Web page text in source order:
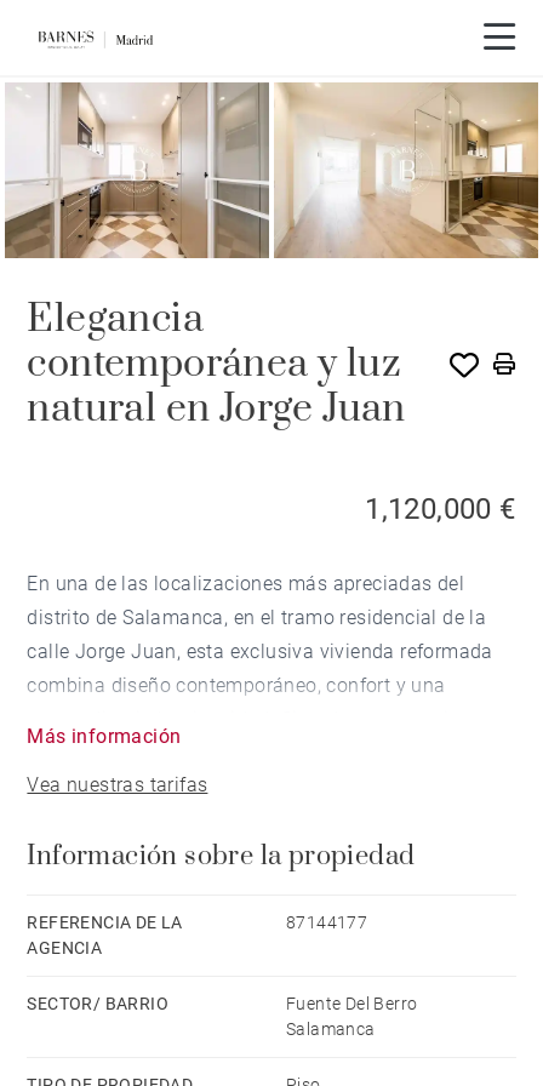
Recorrido en vídeo
Elegancia
contemporánea y luz
natural en Jorge Juan
1,120,000 €
En una de las localizaciones más apreciadas del
distrito de Salamanca, en el tramo residencial de la
calle Jorge Juan, esta exclusiva vivienda reformada
combina diseño contemporáneo, confort y una
despejadas y de una excelente entrada de luz natural
propiedad ha sido concebida para ofrecer espacios
amplios, funcionales y elegantes. La zona de día se
articula en torno a un generoso salón-comedor
presidido por grandes ventanales, conectado con una
Más información
Vea nuestras tarifas
Información sobre la propiedad
REFERENCIA DE LA
AGENCIA
87144177
SECTOR/ BARRIO
Fuente Del Berro
Salamanca